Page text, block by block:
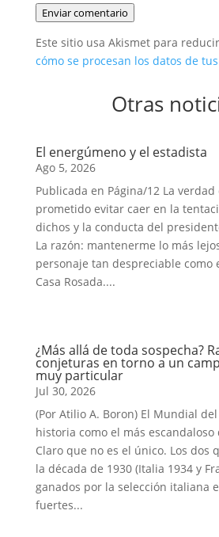
Enviar comentario
Este sitio usa Akismet para
cómo se procesan los datos de
Otras
El energúmeno y el estadista
Ago 5, 2026
Publicada en Página/12 La
prometido evitar caer en la
dichos y la conducta del
La razón: mantenerme lo más
personaje tan despreciable como
Casa Rosada....
¿Más allá de toda sospecha?
conjeturas en torno a un
muy particular
Jul 30, 2026
(Por Atilio A. Boron) El Mundial
historia como el más
Claro que no es el único. Los dos
la década de 1930 (Italia 1934 y
ganados por la selección italiana
fuertes...